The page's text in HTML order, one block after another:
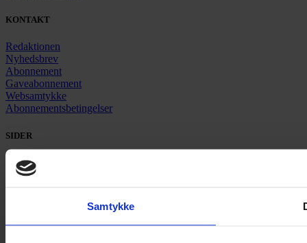
Samtykke
KONTAKT
Redaktionen
Nyhedsbrev
Abonnement
Gaveabonnement
Websamtykke
Abonnementsbetingelser
SIDER
Nyheder
Artikler